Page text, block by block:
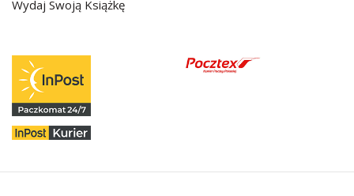
Wydaj Swoją Książkę